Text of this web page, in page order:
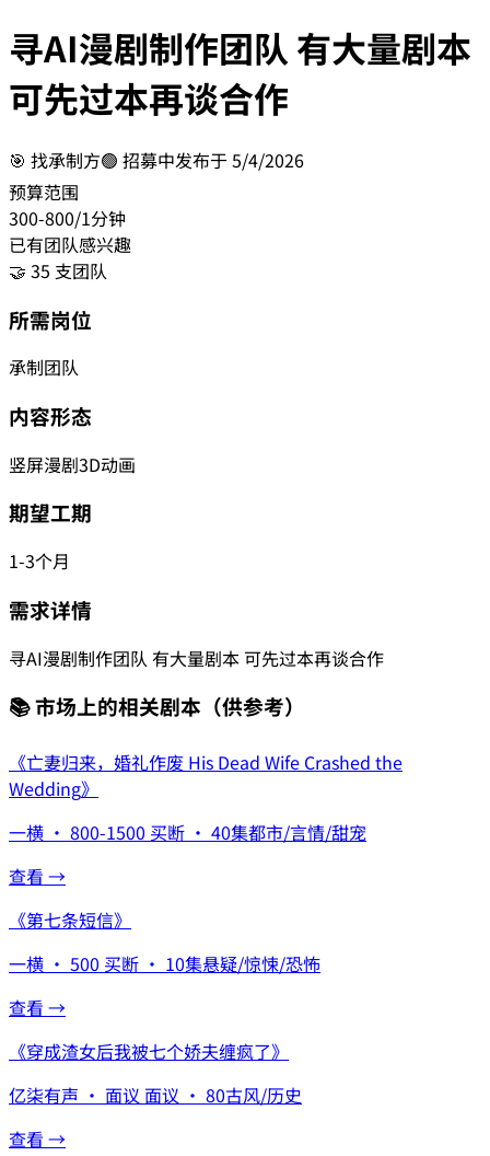
寻AI漫剧制作团队 有大量剧本
可先过本再谈合作
🎯 找承制方🟢 招募中发布于5/4/2026
预算范围
300-800/1分钟
已有团队感兴趣
🤝 35 支团队
所需岗位
承制团队
内容形态
竖屏漫剧3D动画
期望工期
1-3个月
需求详情
寻AI漫剧制作团队 有大量剧本 可先过本再谈合作
📚 市场上的相关剧本 （供参考）
《亡妻归来，婚礼作废 His Dead Wife Crashed the
Wedding》
一横 · 800-1500 买断 · 40集都市/言情/甜宠
查看 →
《第七条短信》
一横 · 500 买断 · 10集悬疑/惊悚/恐怖
查看 →
《穿成渣女后我被七个娇夫缠疯了》
亿柒有声 · 面议 面议 · 80古风/历史
查看 →